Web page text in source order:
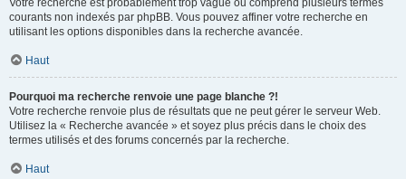
Votre recherche est probablement trop vague ou comprend plusieurs termes
courants non indexés par phpBB. Vous pouvez affiner votre recherche en
utilisant les options disponibles dans la recherche avancée.
Haut
Pourquoi ma recherche renvoie une page blanche ?!
Votre recherche renvoie plus de résultats que ne peut gérer le serveur Web.
Utilisez la « Recherche avancée » et soyez plus précis dans le choix des
termes utilisés et des forums concernés par la recherche.
Haut